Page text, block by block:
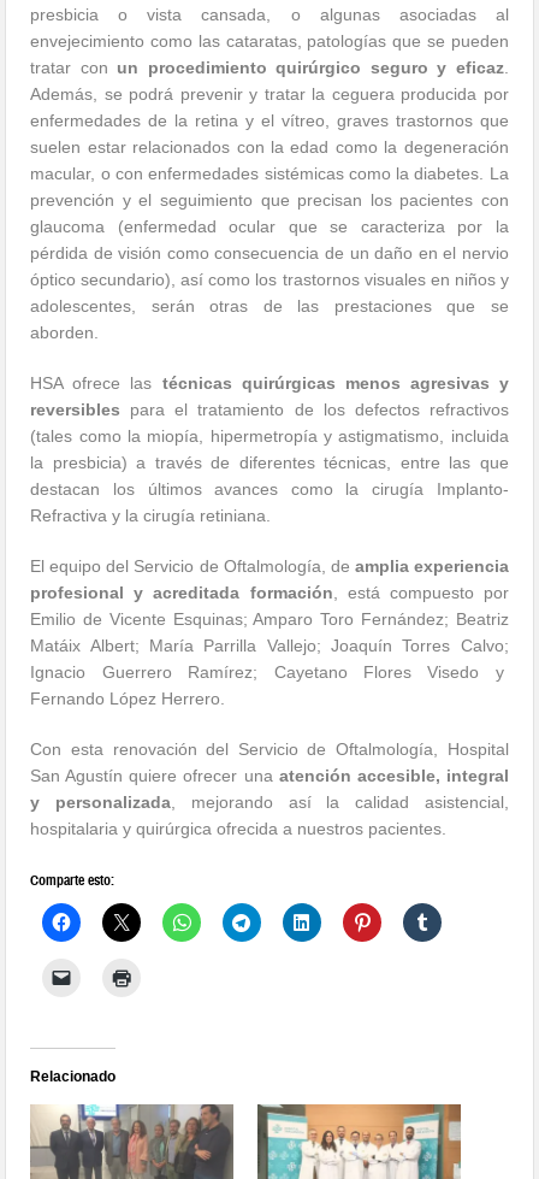
presbicia o vista cansada, o algunas asociadas al
envejecimiento como las cataratas, patologías que se pueden
tratar con un procedimiento quirúrgico seguro y eficaz.
Además, se podrá prevenir y tratar la ceguera producida por
enfermedades de la retina y el vítreo, graves trastornos que
suelen estar relacionados con la edad como la degeneración
macular, o con enfermedades sistémicas como la diabetes. La
prevención y el seguimiento que precisan los pacientes con
glaucoma (enfermedad ocular que se caracteriza por la
pérdida de visión como consecuencia de un daño en el nervio
óptico secundario), así como los trastornos visuales en niños y
adolescentes, serán otras de las prestaciones que se
aborden.
HSA ofrece las técnicas quirúrgicas menos agresivas y
reversibles para el tratamiento de los defectos refractivos
(tales como la miopía, hipermetropía y astigmatismo, incluida
la presbicia) a través de diferentes técnicas, entre las que
destacan los últimos avances como la cirugía Implanto-
Refractiva y la cirugía retiniana.
El equipo del Servicio de Oftalmología, de amplia experiencia
profesional y acreditada formación , está compuesto por
Emilio de Vicente Esquinas; Amparo Toro Fernández; Beatriz
Matáix Albert; María Parrilla Vallejo; Joaquín Torres Calvo;
Ignacio Guerrero Ramírez; Cayetano Flores Visedo y
Fernando López Herrero.
Con esta renovación del Servicio de Oftalmología, Hospital
San Agustín quiere ofrecer una atención accesible, integral
y personalizada , mejorando así la calidad asistencial,
hospitalaria y quirúrgica ofrecida a nuestros pacientes.
Comparte esto:
Relacionado